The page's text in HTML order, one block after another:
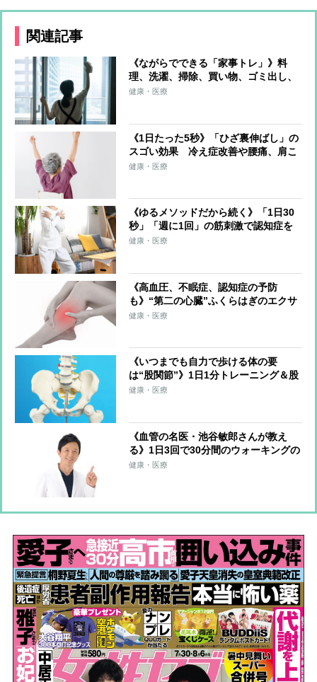
関連記事
《ながらでできる「家事トレ」》料
理、洗濯、掃除、買い物、ゴミ出し、
水やり…すべてをエクササイズに！ト
健康・医療
《1日たった5秒》「ひざ裏伸ばし」の
スゴい効果 冷え症改善や腰痛、肩こ
り、片頭痛の軽減も
健康・医療
《ゆるメソッドだから続く》「1日30
秒」「週に1回」の筋刺激で認知症を
予防する「30秒スクワット」
健康・医療
《高血圧、不眠症、認知症の予防
も》“第二の心臓”ふくらはぎのエクサ
サイズを医師が伝授！血流改善、筋肉
健康・医療
《いつまでも自力で歩ける体の要
は“股関節”》1日1分トレーニング＆股
関節のズレを防ぐ習慣を医師らが解説
健康・医療
《血管の名医・池谷敏郎さんが教え
る》1日3回で30分間のウォーキングの
運動量に匹敵！血圧改善につながる
健康・医療